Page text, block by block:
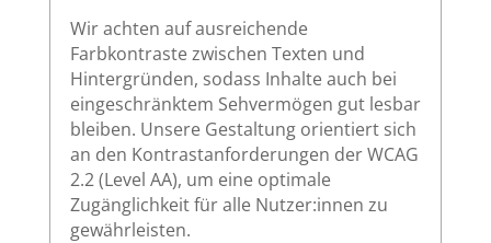
Wir achten auf ausreichende
Farbkontraste zwischen Texten und
Hintergründen, sodass Inhalte auch bei
eingeschränktem Sehvermögen gut lesbar
bleiben. Unsere Gestaltung orientiert sich
an den Kontrastanforderungen der WCAG
2.2 (Level AA), um eine optimale
Zugänglichkeit für alle Nutzer:innen zu
gewährleisten.